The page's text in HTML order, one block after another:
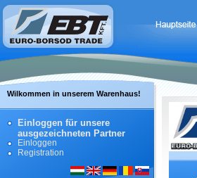
Wilkommen in unserem Warenhaus!
Einloggen für unsere
ausgezeichneten Partner
Einloggen
Registration